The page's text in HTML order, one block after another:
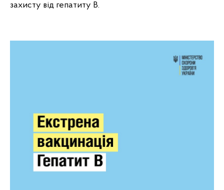
захисту від гепатиту В.